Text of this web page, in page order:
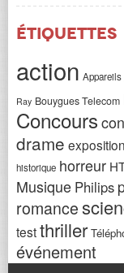
Étiquettes
action Appareils
Ray Bouygues Telecom
Concours
drame exposition
historique horreur
Musique Philips
romance
testthriller
événement